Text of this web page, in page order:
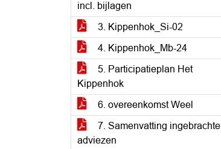
incl. bijlagen
3. Kippenhok_Si-02
4. Kippenhok_Mb-24
5. Participatieplan Het
Kippenhok
6. overeenkomst Weel
7. Samenvatting ingebrachte
adviezen